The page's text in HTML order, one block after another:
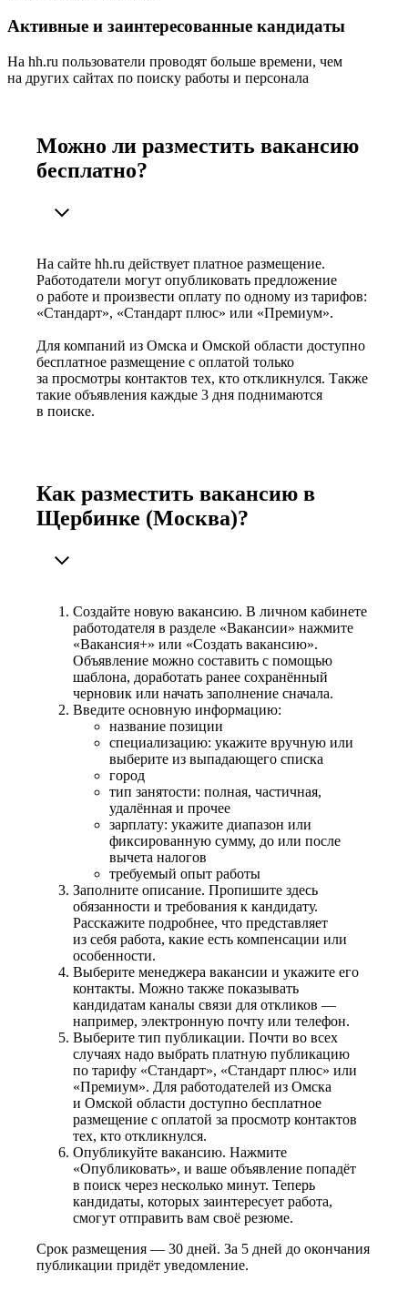
Активные и заинтересованные кандидаты
На hh.ru пользователи проводят больше времени, чем
на других сайтах по поиску работы и персонала
Можно ли разместить вакансию
бесплатно?
На сайте hh.ru действует платное размещение.
Работодатели могут опубликовать предложение
о работе и произвести оплату по одному из тарифов:
«Стандарт», «Стандарт плюс» или «Премиум».
Для компаний из Омска и Омской области доступно
бесплатное размещение с оплатой только
за просмотры контактов тех, кто откликнулся. Также
такие объявления каждые 3 дня поднимаются
в поиске.
Как разместить вакансию в
Щербинке (Москва)?
Создайте новую вакансию. В личном кабинете
работодателя в разделе «Вакансии» нажмите
«Вакансия+» или «Создать вакансию».
Объявление можно составить с помощью
шаблона, доработать ранее сохранённый
черновик или начать заполнение сначала.
Введите основную информацию:
название позиции
специализацию: укажите вручную или
выберите из выпадающего списка
город
тип занятости: полная, частичная,
удалённая и прочее
зарплату: укажите диапазон или
фиксированную сумму, до или после
вычета налогов
требуемый опыт работы
Заполните описание. Пропишите здесь
обязанности и требования к кандидату.
Расскажите подробнее, что представляет
из себя работа, какие есть компенсации или
особенности.
Выберите менеджера вакансии и укажите его
контакты. Можно также показывать
кандидатам каналы связи для откликов —
например, электронную почту или телефон.
Выберите тип публикации. Почти во всех
случаях надо выбрать платную публикацию
по тарифу «Стандарт», «Стандарт плюс» или
«Премиум». Для работодателей из Омска
и Омской области доступно бесплатное
размещение с оплатой за просмотр контактов
тех, кто откликнулся.
Опубликуйте вакансию. Нажмите
«Опубликовать», и ваше объявление попадёт
в поиск через несколько минут. Теперь
кандидаты, которых заинтересует работа,
смогут отправить вам своё резюме.
Срок размещения — 30 дней. За 5 дней до окончания
публикации придёт уведомление.